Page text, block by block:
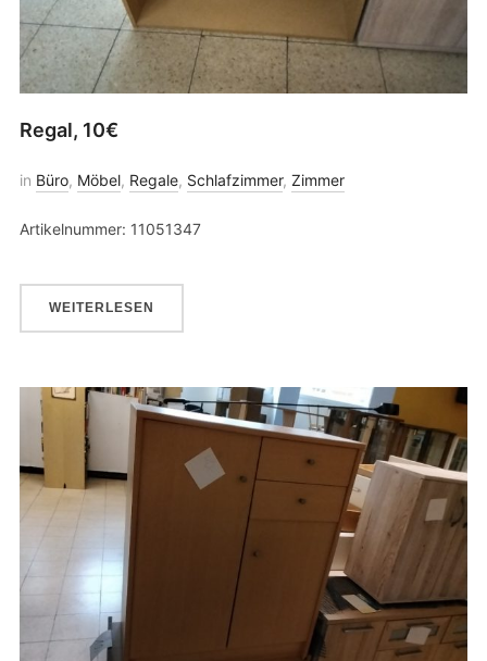
Regal, 10€
in Büro, Möbel, Regale, Schlafzimmer, Zimmer
Artikelnummer: 11051347
WEITERLESEN